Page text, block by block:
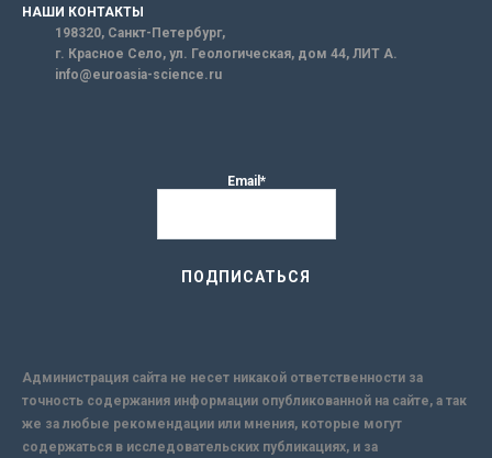
НАШИ КОНТАКТЫ
198320, Санкт-Петербург,
г. Красное Село, ул. Геологическая, дом 44, ЛИТ А.
info@euroasia-science.ru
Email*
Администрация сайта не несет никакой ответственности за
точность содержания информации опубликованной на сайте, а так
же за любые рекомендации или мнения, которые могут
содержаться в исследовательских публикациях, и за